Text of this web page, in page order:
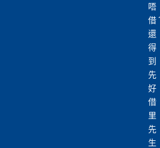
唔
借
還
得
到
先
好
借
里
先
生